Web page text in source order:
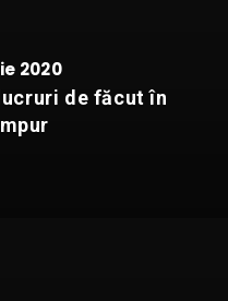
2020
de făcut în